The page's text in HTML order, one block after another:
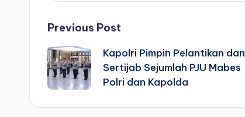
Post
navigation
Previous Post
Kapolri Pimpin Pelantikan dan
Sertijab Sejumlah PJU Mabes
Polri dan Kapolda